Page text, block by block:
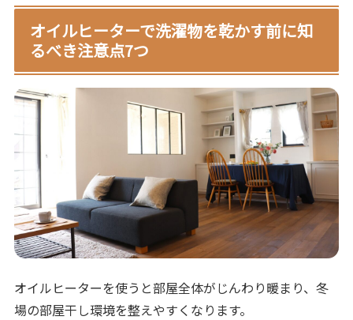
オイルヒーターで洗濯物を乾かす前に知
るべき注意点7つ
オイルヒーターを使うと部屋全体がじんわり暖まり、冬
場の部屋干し環境を整えやすくなります。